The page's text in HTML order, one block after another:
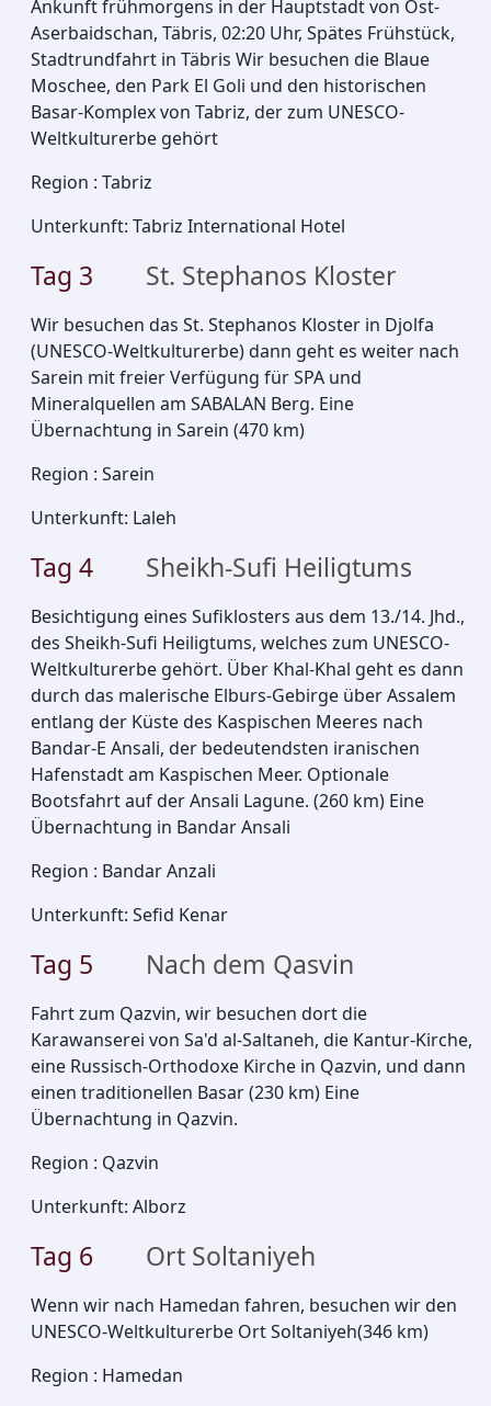
Ankunft frühmorgens in der Hauptstadt von Ost-
Aserbaidschan, Täbris, 02:20 Uhr, Spätes Frühstück,
Stadtrundfahrt in Täbris Wir besuchen die Blaue
Moschee, den Park El Goli und den historischen
Basar-Komplex von Tabriz, der zum UNESCO-
Weltkulturerbe gehört
Region : Tabriz
Unterkunft: Tabriz International Hotel
Tag 3 St. Stephanos Kloster
Wir besuchen das St. Stephanos Kloster in Djolfa
(UNESCO-Weltkulturerbe) dann geht es weiter nach
Sarein mit freier Verfügung für SPA und
Mineralquellen am SABALAN Berg. Eine
Übernachtung in Sarein (470 km)
Region : Sarein
Unterkunft: Laleh
Tag 4 Sheikh-Sufi Heiligtums
Besichtigung eines Sufiklosters aus dem 13./14. Jhd.,
des Sheikh-Sufi Heiligtums, welches zum UNESCO-
Weltkulturerbe gehört. Über Khal-Khal geht es dann
durch das malerische Elburs-Gebirge über Assalem
entlang der Küste des Kaspischen Meeres nach
Bandar-E Ansali, der bedeutendsten iranischen
Hafenstadt am Kaspischen Meer. Optionale
Bootsfahrt auf der Ansali Lagune. (260 km) Eine
Übernachtung in Bandar Ansali
Region : Bandar Anzali
Unterkunft: Sefid Kenar
Tag 5 Nach dem Qasvin
Fahrt zum Qazvin, wir besuchen dort die
Karawanserei von Sa'd al-Saltaneh, die Kantur-Kirche,
eine Russisch-Orthodoxe Kirche in Qazvin, und dann
einen traditionellen Basar (230 km) Eine
Übernachtung in Qazvin.
Region : Qazvin
Unterkunft: Alborz
Tag 6 Ort Soltaniyeh
Wenn wir nach Hamedan fahren, besuchen wir den
UNESCO-Weltkulturerbe Ort Soltaniyeh(346 km)
Region : Hamedan